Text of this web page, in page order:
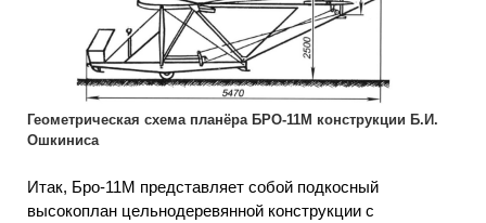
Геометрическая схема планёра БРО-11М конструкции Б.И.
Ошкиниса
Итак, Бро-11М представляет собой подкосный
высокоплан цельнодеревянной конструкции с